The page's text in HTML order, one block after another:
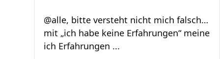
@alle, bitte versteht nicht mich falsch…
mit „ich habe keine Erfahrungen“ meine
ich Erfahrungen ...